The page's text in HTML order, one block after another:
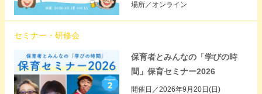
場所／オンライン
セミナー・研修会
保育者とみんなの「学びの時
間」保育セミナー2026
開催日／2026年9月20日(日)